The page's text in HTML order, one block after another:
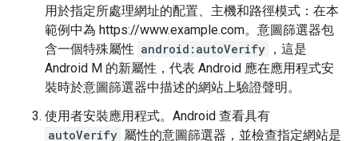
用於指定所處理網址的配置、主機和路徑模式：在本
範例中為 https://www.example.com。意圖篩選器包
含一個特殊屬性 android:autoVerify ，這是
Android M 的新屬性，代表 Android 應在應用程式安
裝時於意圖篩選器中描述的網站上驗證聲明。
使用者安裝應用程式。Android 查看具有
autoVerify 屬性的意圖篩選器，並檢查指定網站是